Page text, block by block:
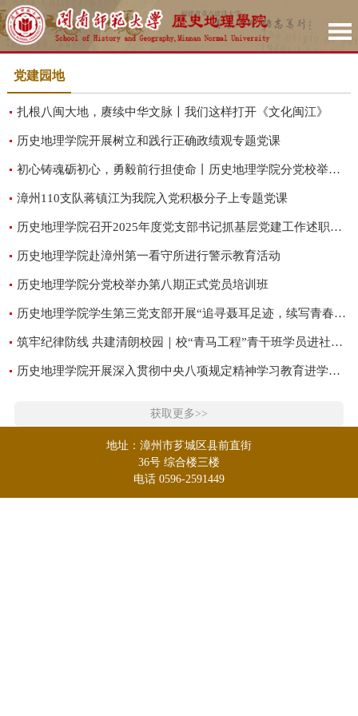
党建园地
扎根八闽大地，赓续中华文脉〡我们这样打开《文化闽江》
历史地理学院开展树立和践行正确政绩观专题党课
初心铸魂砺初心，勇毅前行担使命丨历史地理学院分党校举办第十七期入党积极分子培训班
漳州110支队蒋镇江为我院入党积极分子上专题党课
历史地理学院召开2025年度党支部书记抓基层党建工作述职评议考核会议
历史地理学院赴漳州第一看守所进行警示教育活动
历史地理学院分党校举办第八期正式党员培训班
历史地理学院学生第三党支部开展“追寻聂耳足迹，续写青春华章”主题党日活动
筑牢纪律防线 共建清朗校园｜校“青马工程”青干班学员进社区宣讲中央八项规定精神
历史地理学院开展深入贯彻中央八项规定精神学习教育进学生社区活动
获取更多>>
地址：漳州市芗城区县前直街
36号 综合楼三楼
电话 0596-2591449